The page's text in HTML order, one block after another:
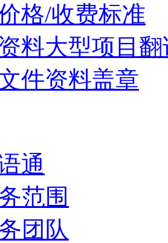
格/收费标准
料大型项目翻
件资料盖章
通
范围
团队